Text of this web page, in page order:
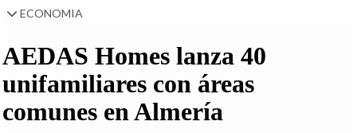
ECONOMIA
AEDAS Homes lanza 40
unifamiliares con áreas
comunes en Almería